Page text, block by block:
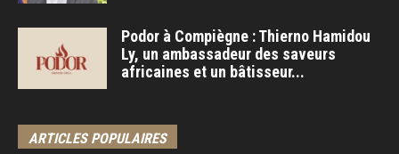
Podor à Compiègne : Thierno Hamidou
Ly, un ambassadeur des saveurs
africaines et un bâtisseur...
ARTICLES POPULAIRES